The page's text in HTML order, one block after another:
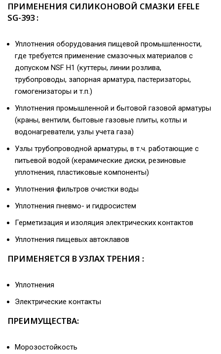
ПРИМЕНЕНИЯ СИЛИКОНОВОЙ СМАЗКИ EFELE
SG-393 :
Уплотнения оборудования пищевой промышленности,
где требуется применение смазочных материалов с
допуском NSF H1 (куттеры, линии розлива,
трубопроводы, запорная арматура, пастеризаторы,
гомогенизаторы и т.п.)
Уплотнения промышленной и бытовой газовой арматуры
(краны, вентили, бытовые газовые плиты, котлы и
водонагреватели, узлы учета газа)
Узлы трубопроводной арматуры, в т.ч. работающие с
питьевой водой (керамические диски, резиновые
уплотнения, пластиковые компоненты)
Уплотнения фильтров очистки воды
Уплотнения пневмо- и гидросистем
Герметизация и изоляция электрических контактов
Уплотнения пищевых автоклавов
ПРИМЕНЯЕТСЯ В УЗЛАХ ТРЕНИЯ :
Уплотнения
Электрические контакты
ПРЕИМУЩЕСТВА:
Морозостойкость